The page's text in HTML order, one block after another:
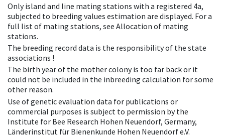
Only island and line mating stations with a registered 4a,
subjected to breeding values estimation are displayed. For a
full list of mating stations, see Allocation of mating
stations.
The breeding record data is the responsibility of the state
associations !
The birth year of the mother colony is too far back or it
could not be included in the inbreeding calculation for some
other reason.
Use of genetic evaluation data for publications or
commercial purposes is subject to permission by the
Institute for Bee Research Hohen Neuendorf, Germany,
Länderinstitut für Bienenkunde Hohen Neuendorf e.V.